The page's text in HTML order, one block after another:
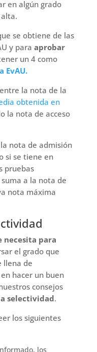
en algún grado
se obtiene de las
y para aprobar
un 4 como
EvAU.
la nota de la
obtenida en
la nota de acceso
nota de admisión
si se tiene en
pruebas
a la nota de
nota máxima
necesita para
el grado que
llena de
hacer un buen
consejos
selectividad.
los siguientes
los